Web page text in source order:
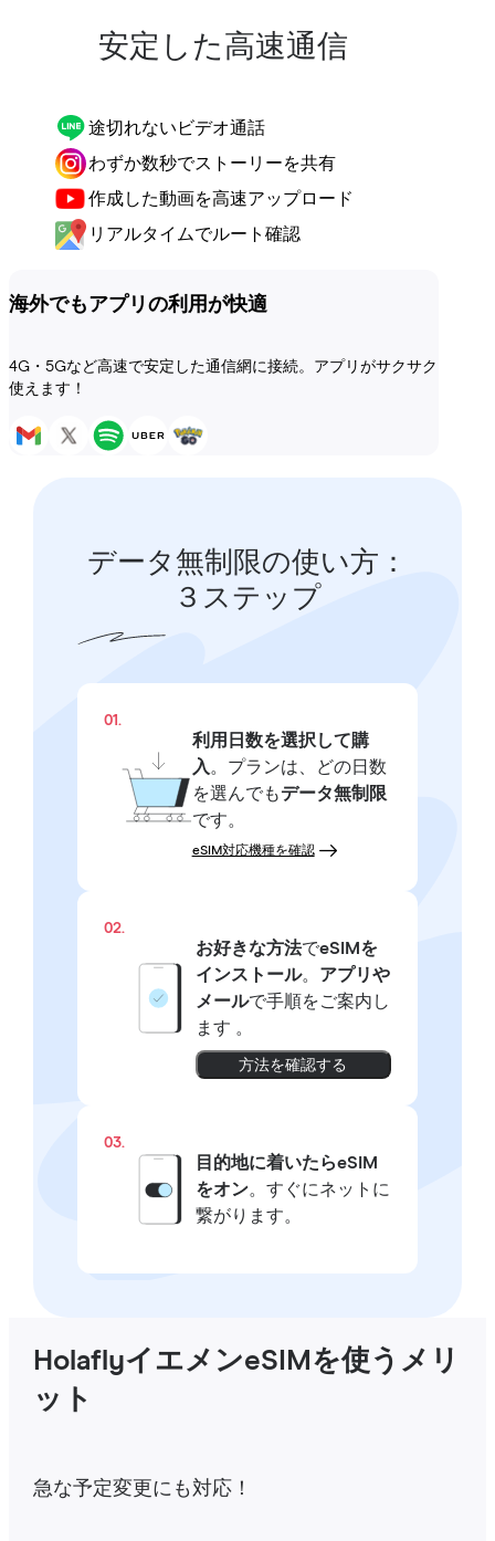
安定した高速通信
途切れないビデオ通話
わずか数秒でストーリーを共有
作成した動画を高速アップロード
リアルタイムでルート確認
海外でもアプリの利用が快適
4G・5Gなど高速で安定した通信網に接続。アプリがサクサク
使えます！
データ無制限の使い方：
３ステップ
01.
利用日数を選択して購
入 。プランは、どの日数
を選んでもデータ無制限
です。
eSIM対応機種を確認
02.
お好きな方法でeSIMを
インストール。 アプリや
メールで手順をご案内し
ます 。
方法を確認する
03.
目的地に着いたらeSIM
をオン。すぐにネットに
繋がります。
HolaflyイエメンeSIMを使うメリ
ット
急な予定変更にも対応！